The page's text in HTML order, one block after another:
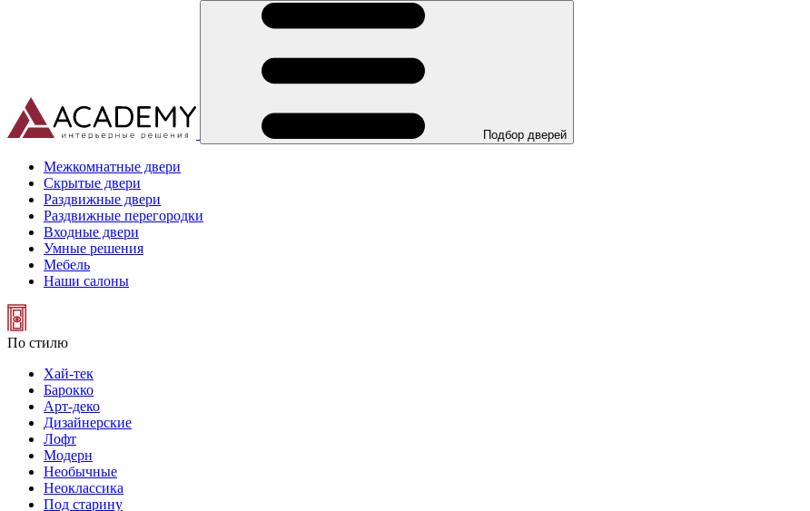
Подбор дверей
Межкомнатные двери
Скрытые двери
Раздвижные двери
Раздвижные перегородки
Входные двери
Умные решения
Мебель
Наши салоны
По стилю
Хай-тек
Барокко
Арт-деко
Дизайнерские
Лофт
Модерн
Необычные
Неоклассика
Под старину